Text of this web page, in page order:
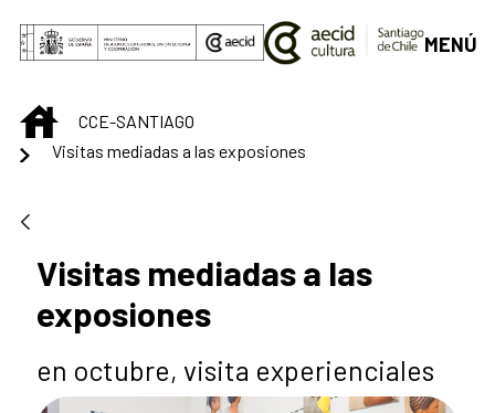
Saltar al contenido principal
MENÚ
INICIOCCE-SANTIAGO
Visitas mediadas a las exposiones
Visitas mediadas a las
exposiones
en octubre, visita experienciales